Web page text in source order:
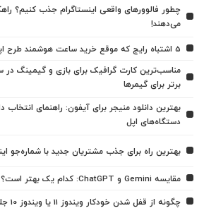
چطور فالوورهای واقعی اینستاگرام جذب کنیم؟
می‌دهند!
5 اشتباه رایج که موقع خرید ساعت هوشمند طرح اپل واچ نباید انجام بدید!
برتر برای گیمرها
بهترین دانلود منیجر برای آیفون: راهنمای انتخاب
دستگاه‌های اپل
بهترین راه برای جذب مشتریان جدید با شماره‌جو
مقایسه Gemini و ChatGPT: کدام یک بهتر است؟
چگونه از قفل شدن خودکار ویندوز 11 یا ویندوز 10 جلوگیری کنیم؟